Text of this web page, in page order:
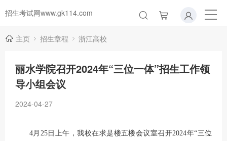
招生考试网www.gk114.com
主页 招生章程 浙江高校
丽水学院召开2024年“三位一体”招生工作领
导小组会议
2024-04-27
4月25日上午，我校在求是楼五楼会议室召开2024年“三位